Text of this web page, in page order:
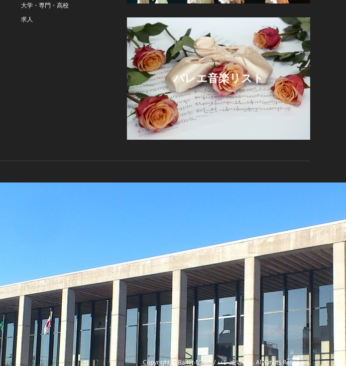
大学・専門・高校
求人
バレエ音楽リスト
Copyright©Ballet-MART / バレエマート . All Rights Reserved.